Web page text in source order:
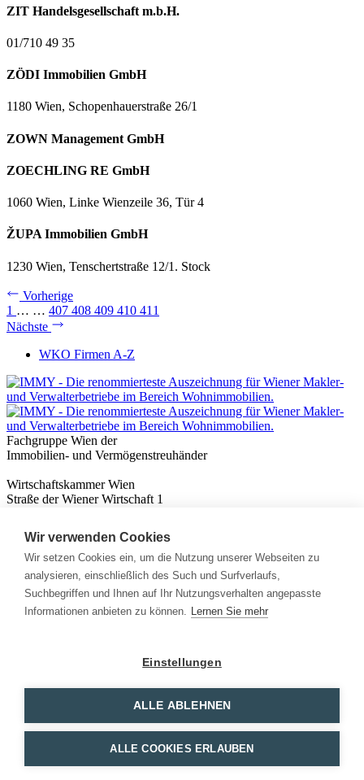
ZIT Handelsgesellschaft m.b.H.
01/710 49 35
ZÖDI Immobilien GmbH
1180 Wien, Schopenhauerstraße 26/1
ZOWN Management GmbH
ZOECHLING RE GmbH
1060 Wien, Linke Wienzeile 36, Tür 4
ŽUPA Immobilien GmbH
1230 Wien, Tenschertstraße 12/1. Stock
Vorherige
1 … … 407 408 409 410 411
Nächste
WKO Firmen A-Z
Fachgruppe Wien der
Immobilien- und Vermögenstreuhänder
Wirtschaftskammer Wien
Straße der Wiener Wirtschaft 1
Nützliches
Immobilienwissen
Formulare & Rechner
Expert:innen
Info
Wir verwenden Cookies
Wir setzen Cookies ein, um die Nutzung unserer Webseiten zu
analysieren, einschließlich des Such und Surfverlaufs,
Suchbegriffen und Ihnen auf Ihr Nutzungsverhalten angepasste
Informationen anbieten zu können. Lernen Sie mehr
Einstellungen
ALLE ABLEHNEN
ALLE COOKIES ERLAUBEN